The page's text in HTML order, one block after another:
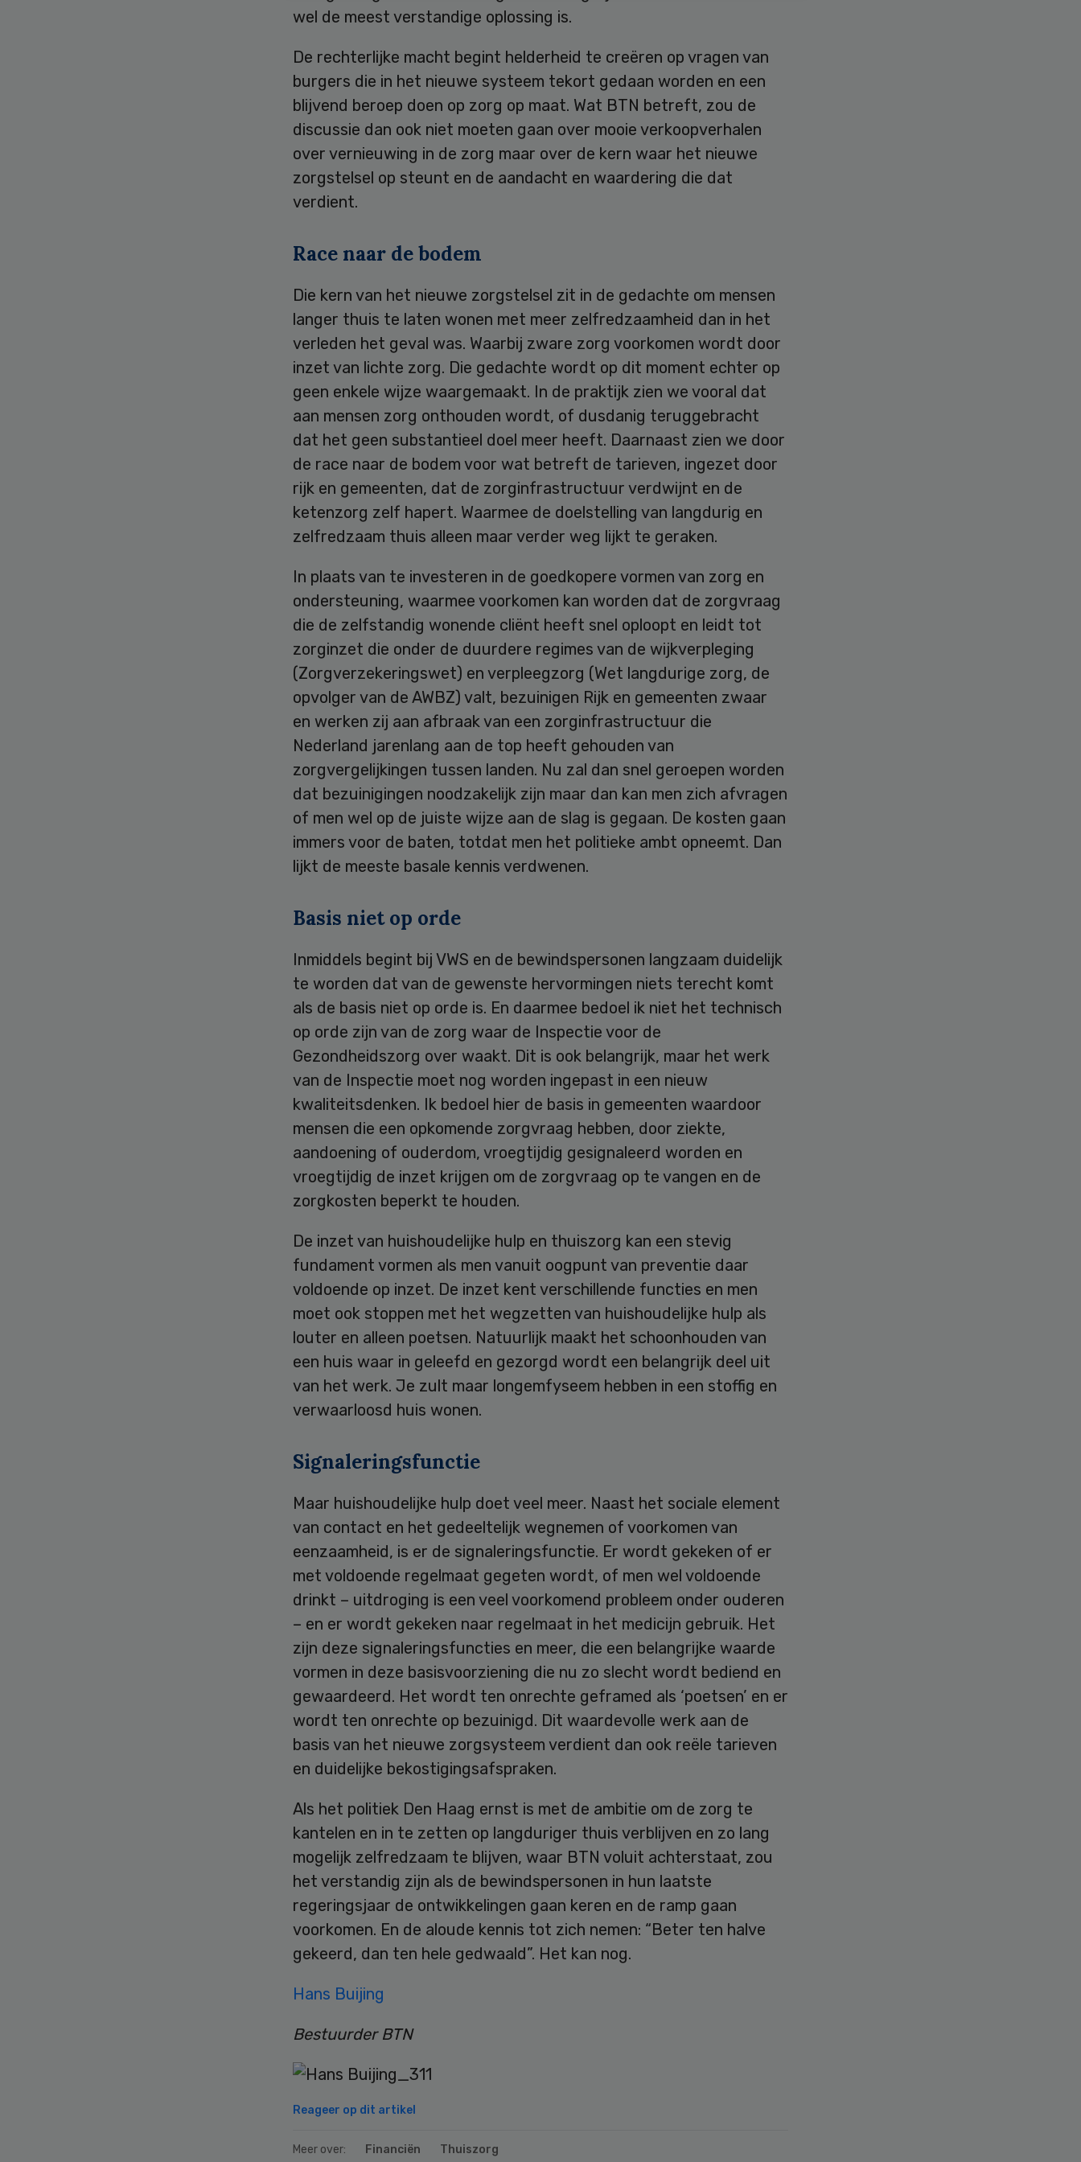
wel de meest verstandige oplossing is.
De rechterlijke macht begint helderheid te creëren op vragen van
burgers die in het nieuwe systeem tekort gedaan worden en een
blijvend beroep doen op zorg op maat. Wat BTN betreft, zou de
discussie dan ook niet moeten gaan over mooie verkoopverhalen
over vernieuwing in de zorg maar over de kern waar het nieuwe
zorgstelsel op steunt en de aandacht en waardering die dat
verdient.
Race naar de bodem
Die kern van het nieuwe zorgstelsel zit in de gedachte om mensen
langer thuis te laten wonen met meer zelfredzaamheid dan in het
verleden het geval was. Waarbij zware zorg voorkomen wordt door
inzet van lichte zorg. Die gedachte wordt op dit moment echter op
geen enkele wijze waargemaakt. In de praktijk zien we vooral dat
aan mensen zorg onthouden wordt, of dusdanig teruggebracht
dat het geen substantieel doel meer heeft. Daarnaast zien we door
de race naar de bodem voor wat betreft de tarieven, ingezet door
rijk en gemeenten, dat de zorginfrastructuur verdwijnt en de
ketenzorg zelf hapert. Waarmee de doelstelling van langdurig en
zelfredzaam thuis alleen maar verder weg lijkt te geraken.
In plaats van te investeren in de goedkopere vormen van zorg en
ondersteuning, waarmee voorkomen kan worden dat de zorgvraag
die de zelfstandig wonende cliënt heeft snel oploopt en leidt tot
zorginzet die onder de duurdere regimes van de wijkverpleging
(Zorgverzekeringswet) en verpleegzorg (Wet langdurige zorg, de
opvolger van de AWBZ) valt, bezuinigen Rijk en gemeenten zwaar
en werken zij aan afbraak van een zorginfrastructuur die
Nederland jarenlang aan de top heeft gehouden van
zorgvergelijkingen tussen landen. Nu zal dan snel geroepen worden
dat bezuinigingen noodzakelijk zijn maar dan kan men zich afvragen
of men wel op de juiste wijze aan de slag is gegaan. De kosten gaan
immers voor de baten, totdat men het politieke ambt opneemt. Dan
lijkt de meeste basale kennis verdwenen.
Basis niet op orde
Inmiddels begint bij VWS en de bewindspersonen langzaam duidelijk
te worden dat van de gewenste hervormingen niets terecht komt
als de basis niet op orde is. En daarmee bedoel ik niet het technisch
op orde zijn van de zorg waar de Inspectie voor de
Gezondheidszorg over waakt. Dit is ook belangrijk, maar het werk
van de Inspectie moet nog worden ingepast in een nieuw
kwaliteitsdenken. Ik bedoel hier de basis in gemeenten waardoor
mensen die een opkomende zorgvraag hebben, door ziekte,
aandoening of ouderdom, vroegtijdig gesignaleerd worden en
vroegtijdig de inzet krijgen om de zorgvraag op te vangen en de
zorgkosten beperkt te houden.
De inzet van huishoudelijke hulp en thuiszorg kan een stevig
fundament vormen als men vanuit oogpunt van preventie daar
voldoende op inzet. De inzet kent verschillende functies en men
moet ook stoppen met het wegzetten van huishoudelijke hulp als
louter en alleen poetsen. Natuurlijk maakt het schoonhouden van
een huis waar in geleefd en gezorgd wordt een belangrijk deel uit
van het werk. Je zult maar longemfyseem hebben in een stoffig en
verwaarloosd huis wonen.
Signaleringsfunctie
Maar huishoudelijke hulp doet veel meer. Naast het sociale element
van contact en het gedeeltelijk wegnemen of voorkomen van
eenzaamheid, is er de signaleringsfunctie. Er wordt gekeken of er
met voldoende regelmaat gegeten wordt, of men wel voldoende
drinkt – uitdroging is een veel voorkomend probleem onder ouderen
– en er wordt gekeken naar regelmaat in het medicijn gebruik. Het
zijn deze signaleringsfuncties en meer, die een belangrijke waarde
vormen in deze basisvoorziening die nu zo slecht wordt bediend en
gewaardeerd. Het wordt ten onrechte geframed als ‘poetsen’ en er
wordt ten onrechte op bezuinigd. Dit waardevolle werk aan de
basis van het nieuwe zorgsysteem verdient dan ook reële tarieven
en duidelijke bekostigingsafspraken.
Als het politiek Den Haag ernst is met de ambitie om de zorg te
kantelen en in te zetten op langduriger thuis verblijven en zo lang
mogelijk zelfredzaam te blijven, waar BTN voluit achterstaat, zou
het verstandig zijn als de bewindspersonen in hun laatste
regeringsjaar de ontwikkelingen gaan keren en de ramp gaan
voorkomen. En de aloude kennis tot zich nemen: “Beter ten halve
gekeerd, dan ten hele gedwaald”. Het kan nog.
Hans Buijing
Bestuurder BTN
Reageer op dit artikel
Meer over: Financiën Thuiszorg